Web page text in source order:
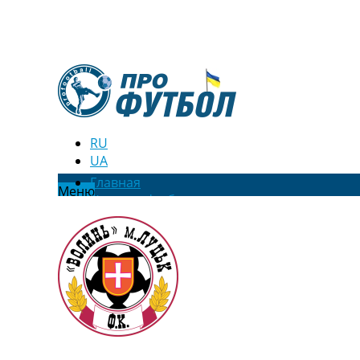
RU
UA
МенюГлавная
Новости футбола
Видео
Трансферы
Новости футбола Украины
Последние комментарии
Конкурс прогнозов
Логин
Рейтинги
Правила